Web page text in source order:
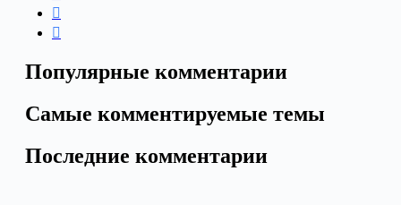
Популярные комментарии
Самые комментируемые темы
Последние комментарии